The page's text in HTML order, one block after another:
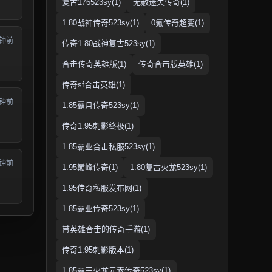
前
前
前
复古176523sy(1) 无赦迷失传奇(1)
1.80战神传奇523sy(1) 0氪传奇超变(1)
传奇1.80战神复古523sy(1)
合击传奇英雄版(1) 传奇合击版英雄(1)
传奇sf合击英雄(1)
1.85霸月传奇523sy(1)
传奇1.95刺影终极(1)
1.85霸业合击私服523sy(1)
1.95巅峰传奇(1) 1.80复古火龙523sy(1)
1.95传奇私服发布网(1)
1.85霸业传奇523sy(1)
带英雄合击的传奇手游(1)
传奇1.95刺影版本(1)